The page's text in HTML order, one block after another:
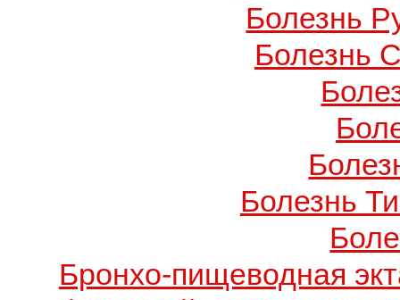
Болезнь
Болезнь
Болезнь
Бронхо-пищеводная